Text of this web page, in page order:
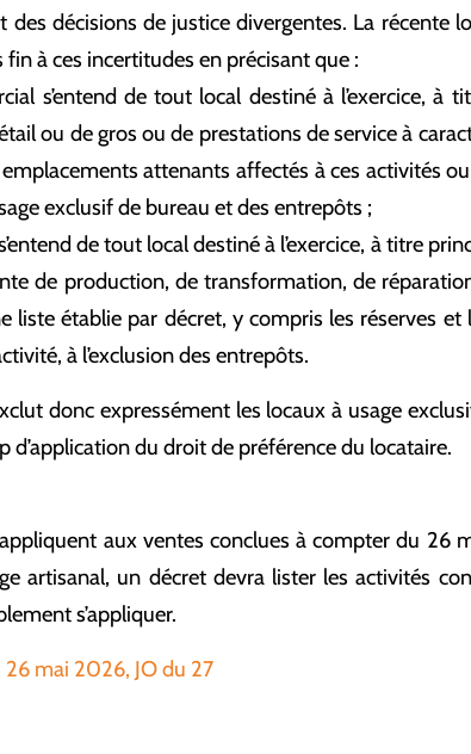
des décisions de justice divergentes. La récente
à ces incertitudes en précisant que :
s’entend de tout local destiné à l’exercice, à
ou de gros ou de prestations de service à
attenants affectés à ces activités
exclusif de bureau et des entrepôts ;
de tout local destiné à l’exercice, à titre
de production, de transformation, de
liste établie par décret, y compris les réserves et
à l’exclusion des entrepôts.
donc expressément les locaux à usage
d’application du droit de préférence du locataire.
aux ventes conclues à compter du 26
artisanal, un décret devra lister les activités
s’appliquer.
mai 2026, JO du 27